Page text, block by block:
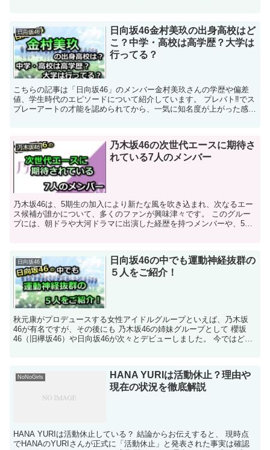
日向坂46
日向坂46金村美玖の出身高校はど
こ？中学・高校は高学歴？大学は
行ってる？
こちらの記事は「日向坂46」のメンバー金村美玖さんの学歴や偏差
値、学生時代のエピソードについて紹介しています。 プレバト‼でス
プレーアートの才能を認められてから、一気に知名度が上がった感じ
乃木坂46
乃木坂46の次世代エースに期待さ
れている7人のメンバー
乃木坂46は、5期生の加入により新たな風を吹き込まれ、次なるエー
ス候補が誰かについて、多くのファンが興味津々です。 このグルー
プには、朝ドラや大河ドラマに出演した経歴を持つメンバーや、5期
日向坂46
日向坂46の中でも運動神経抜群の
５人をご紹介！
秋元康がプロデュースする女性アイドルグループといえば、乃木坂
46が有名ですが、その後にも 乃木坂46の姉妹グループとして 櫻坂
46（旧欅坂46）や日向坂46が次々とデビューしました。 今ではどの
NoNoGirls
HANA YURIは活動休止？理由や
現在の状況を徹底解説
HANA YURIは活動休止している？ 結論からお伝えすると、 現時点
でHANAのYURIさんが正式に「活動休止」と発表された事実は確認